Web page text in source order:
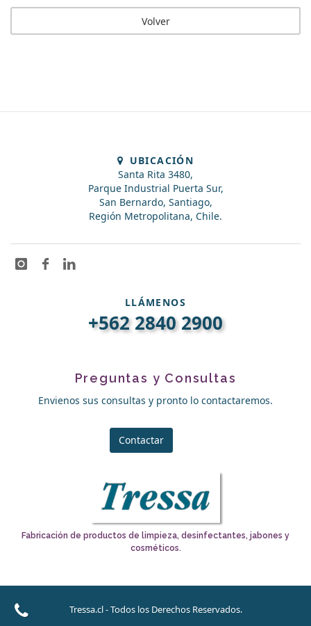
Volver
UBICACIÓN
Santa Rita 3480,
Parque Industrial Puerta Sur,
San Bernardo, Santiago,
Región Metropolitana, Chile.
LLÁMENOS
+562 2840 2900
Preguntas y Consultas
Envienos sus consultas y pronto lo contactaremos.
Contactar
Fabricación de productos de limpieza, desinfectantes, jabones y
cosméticos.
Tressa.cl - Todos los Derechos Reservados.